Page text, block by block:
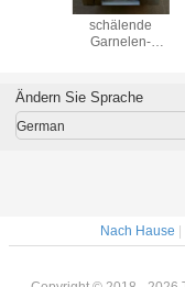
Automatische
schälende
Garnelen-
Garnelen-
Schälmaschine
Ändern Sie Sprache
German
Nach Hause